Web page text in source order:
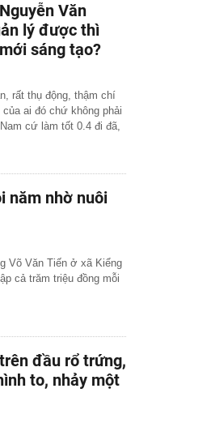
Văn
lý được thì
sáng tạo?
rất thụ động, thậm chí
ai đó chứ không phải
cứ làm tốt 0.4 đi đã,
năm nhờ nuôi
Võ Văn Tiến ở xã Kiểng
cả trăm triệu đồng mỗi
đầu rổ trứng,
to, nhảy một